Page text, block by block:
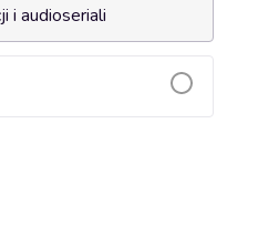
i audioseriali